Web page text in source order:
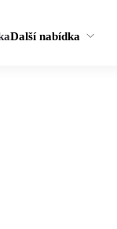
Další nabídka